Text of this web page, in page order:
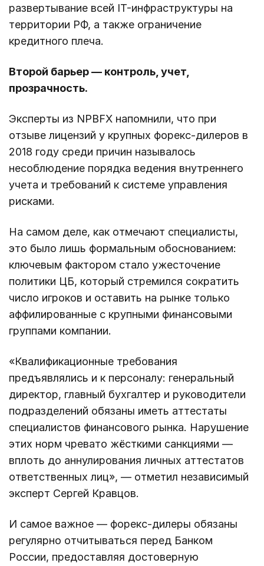
развертывание всей IT-инфраструктуры на
территории РФ, а также ограничение
кредитного плеча.
Второй барьер — контроль, учет,
прозрачность.
Эксперты из NPBFX напомнили, что при
отзыве лицензий у крупных форекс-дилеров в
2018 году среди причин называлось
несоблюдение порядка ведения внутреннего
учета и требований к системе управления
рисками.
На самом деле, как отмечают специалисты,
это было лишь формальным обоснованием:
ключевым фактором стало ужесточение
политики ЦБ, который стремился сократить
число игроков и оставить на рынке только
аффилированные с крупными финансовыми
группами компании.
«Квалификационные требования
предъявлялись и к персоналу: генеральный
директор, главный бухгалтер и руководители
подразделений обязаны иметь аттестаты
специалистов финансового рынка. Нарушение
этих норм чревато жёсткими санкциями —
вплоть до аннулирования личных аттестатов
ответственных лиц», — отметил независимый
эксперт Сергей Кравцов.
И самое важное — форекс-дилеры обязаны
регулярно отчитываться перед Банком
России, предоставляя достоверную